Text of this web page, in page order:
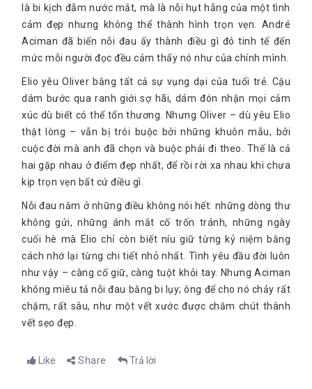
Cuộc đời luôn đẩy con người ta vào những tình huống mà ta
không hề muốn và cũng không cho ta cơ hội để phản kháng lại.
Đến bây giờ tôi vẫn luôn tự hỏi: Hai tháng liệu có đủ? Hai tháng
đấy tình yêu có đủ sức mạnh để làm điểm tựa cho hai tâm hồn
thấy nhau sớm hơn? Tại sao họ không ở bên nhau lâu hơn? Họ
đã hạnh phúc? Vậy sao họ không nắm lấy cái hạnh phúc đấy
mà sống đến cùng? Cuối cùng, sau bao yêu thương, sau bao
nước mắt, mất mát, tìm kiếm…ta còn lại gì? Hai con người
khốn khổ ấy còn lại gì? Cái gì đã thúc đẩy họ, đã cho họ sức
mạnh để gồng lên đóng vai của kẻ khác trong cuộc đời họ, che
dấu đi cái bản thể thầm kín trong họ nếu không phải là hai
tháng tình yêu đấy?
Đi tìm kiếm và sống với đúng bản thể trong mình luôn là khát
khao cháy bỏng của những người như Oliver và Elio. Khao khát
tìm ra mình, khao khát được sống cuộc đời của riêng mình,
khao khát yêu thương, khao khát được công nhận được đáp lại
yêu thương. Rồi sau những dặm dài mệt mỏi kiếm tìm, sau
bao cuộc chốn chạy, sau bao lần phủ định tiếng nói bên trong,
cuối đời, ta vẫn đau đáu một câu hỏi: Ta là ai? Hãy lắng lòng lại
và nghe người thi sĩ thành Rome trả lời giúp ta, hay chính là lời
của Andre muốn nhắn nhủ tới người đọc:
Ta không hiểu những tín hiệu cơ bản mà ta luôn ngộ nhận
rằng mọi con người đều chia sẻ. Ta quả quyết rằng tất
thảy là sai lầm, chỉ là ý nghĩ trong đầu chứ không phải
thực tế. Rồi ta nghĩ sâu hơn, ta nhận ra dù ta có nghi ngờ
một cách hợp lý, ta vẫn thèm muốn tất cả họ nhưng ta
không biết mình muốn đích xác thứ gì từ họ, hay họ có vẻ
nhủ rằng mifng đã hoang tưởng. Rồi ta sẵn sàng gói gém
là bi kịch đẫm nước mắt, mà là nỗi hụt hẫng của một tình
cảm đẹp nhưng không thể thành hình trọn vẹn. André
Aciman đã biến nỗi đau ấy thành điều gì đó tinh tế đến
mức mỗi người đọc đều cảm thấy nó như của chính mình.
Elio yêu Oliver bằng tất cả sự vụng dại của tuổi trẻ. Cậu
dám bước qua ranh giới sợ hãi, dám đón nhận mọi cảm
xúc dù biết có thể tổn thương. Nhưng Oliver – dù yêu Elio
thật lòng – vẫn bị trói buộc bởi những khuôn mẫu, bởi
cuộc đời mà anh đã chọn và buộc phải đi theo. Thế là cả
hai gặp nhau ở điểm đẹp nhất, để rồi rời xa nhau khi chưa
kịp trọn vẹn bất cứ điều gì.
Nỗi đau nằm ở những điều không nói hết: những dòng thư
không gửi, những ánh mắt cố trốn tránh, những ngày
cuối hè mà Elio chỉ còn biết níu giữ từng kỷ niệm bằng
cách nhớ lại từng chi tiết nhỏ nhất. Tình yêu đầu đời luôn
như vậy – càng cố giữ, càng tuột khỏi tay. Nhưng Aciman
không miêu tả nỗi đau bằng bi lụy; ông để cho nó chảy rất
chậm, rất sâu, như một vết xước được chăm chút thành
vết sẹo đẹp.
Like Share Trả lời